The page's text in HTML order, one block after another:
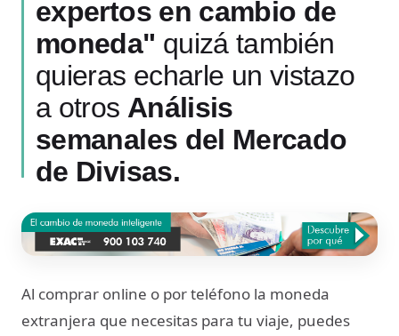
expertos en cambio de
moneda" quizá también
quieras echarle un vistazo
a otros Análisis
semanales del Mercado
de Divisas.
Al comprar online o por teléfono la moneda
extranjera que necesitas para tu viaje, puedes